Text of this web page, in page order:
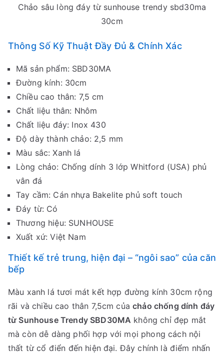
Chảo sâu lòng đáy từ sunhouse trendy sbd30ma
30cm
Thông Số Kỹ Thuật Đầy Đủ & Chính Xác
Mã sản phẩm: SBD30MA
Đường kính: 30cm
Chiều cao thân: 7,5 cm
Chất liệu thân: Nhôm
Chất liệu đáy: Inox 430
Độ dày thành chảo: 2,5 mm
Màu sắc: Xanh lá
Lòng chảo: Chống dính 3 lớp Whitford (USA) phủ
vân đá
Tay cầm: Cán nhựa Bakelite phủ soft touch
Đáy từ: Có
Thương hiệu: SUNHOUSE
Xuất xứ: Việt Nam
Thiết kế trẻ trung, hiện đại – “ngôi sao” của căn
bếp
Màu xanh lá tươi mát kết hợp đường kính 30cm rộng
rãi và chiều cao thân 7,5cm củachảo chống dính đáy
từ Sunhouse Trendy SBD30MA không chỉ đẹp mắt
mà còn dễ dàng phối hợp với mọi phong cách nội
thất từ cổ điển đến hiện đại. Đây chính là điểm nhấn